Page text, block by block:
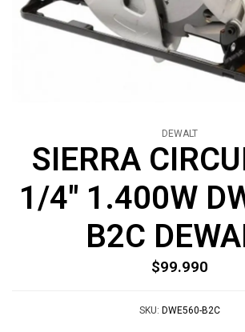
DEWALT
SIERRA
1/4" 1.400W
B2C
$99.990
SKU: DWE560-B2C